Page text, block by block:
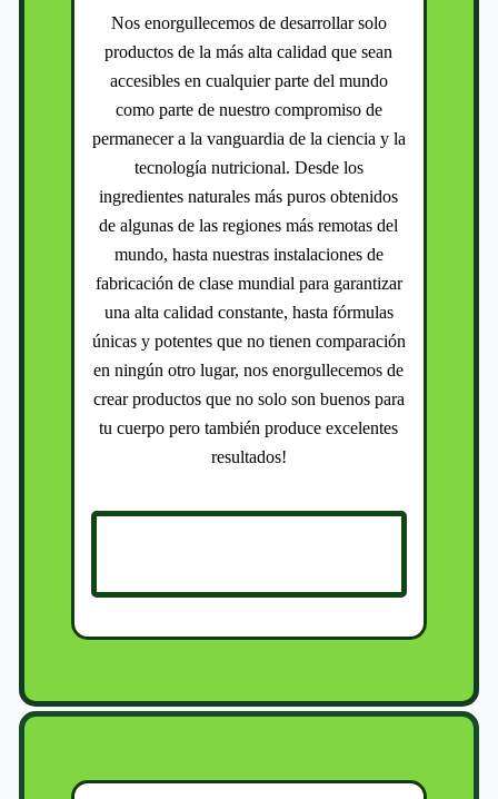
Nos enorgullecemos de desarrollar solo
productos de la más alta calidad que sean
accesibles en cualquier parte del mundo
como parte de nuestro compromiso de
permanecer a la vanguardia de la ciencia y la
tecnología nutricional. Desde los
ingredientes naturales más puros obtenidos
de algunas de las regiones más remotas del
mundo, hasta nuestras instalaciones de
fabricación de clase mundial para garantizar
una alta calidad constante, hasta fórmulas
únicas y potentes que no tienen comparación
en ningún otro lugar, nos enorgullecemos de
crear productos que no solo son buenos para
tu cuerpo pero también produce excelentes
resultados!